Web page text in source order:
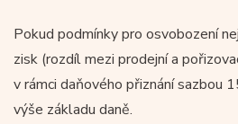
Pokud podmínky pro osvobození
zisk (rozdíl mezi prodejní a
v rámci daňového přiznání sazbou
výše základu daně.